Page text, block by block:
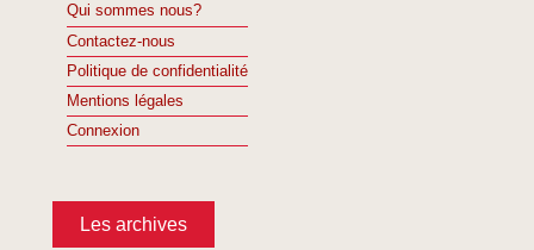
Qui sommes nous?
Contactez-nous
Politique de confidentialité
Mentions légales
Connexion
Les archives